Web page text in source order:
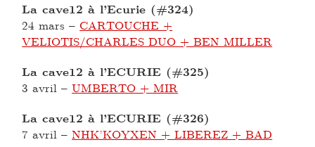
La cave12 à l’Ecurie (#324)
24 mars – CARTOUCHE +
VELIOTIS/CHARLES DUO + BEN MILLER
La cave12 à l’ECURIE (#325)
3 avril –UMBERTO + MIR
La cave12 à l’ECURIE (#326)
7 avril –NHK’KOYXEN + LIBEREZ + BAD